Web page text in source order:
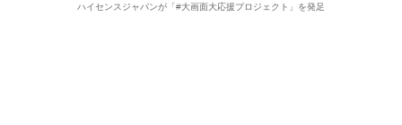
ハイセンスジャパンが「#大画面大応援プロジェクト」を発足